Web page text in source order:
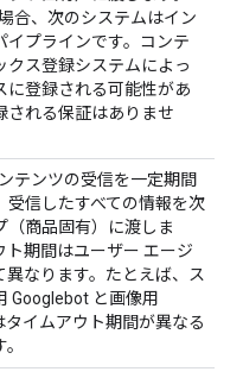
合、次のシステムはイン
イプラインです。コンテ
クス登録システムによっ
に登録される可能性があ
される保証はありませ
テンツの受信を一定期間
受信したすべての情報を次
（商品固有）に渡しま
ト期間はユーザー エージ
異なります。たとえば、ス
Googlebot と画像用
イムアウト期間が異なる